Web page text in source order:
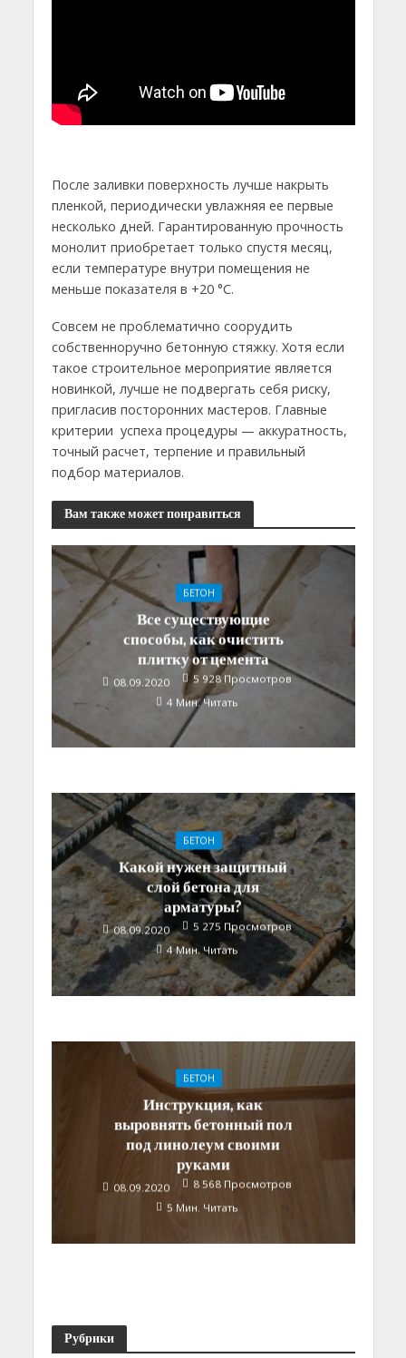
После заливки поверхность лучше накрыть
пленкой, периодически увлажняя ее первые
несколько дней. Гарантированную прочность
монолит приобретает только спустя месяц,
если температуре внутри помещения не
меньше показателя в +20 °С.
Совсем не проблематично соорудить
собственноручно бетонную стяжку. Хотя если
такое строительное мероприятие является
новинкой, лучше не подвергать себя риску,
пригласив посторонних мастеров. Главные
критерии успеха процедуры — аккуратность,
точный расчет, терпение и правильный
подбор материалов.
Вам также может понравиться
БЕТОН
Все существующие
способы, как очистить
плитку от цемента
08.09.2020
5 928 Просмотров
4 Мин. Читать
БЕТОН
Какой нужен защитный
слой бетона для
арматуры?
08.09.2020
5 275 Просмотров
4 Мин. Читать
БЕТОН
Инструкция, как
выровнять бетонный пол
под линолеум своими
руками
08.09.2020
8 568 Просмотров
5 Мин. Читать
Рубрики